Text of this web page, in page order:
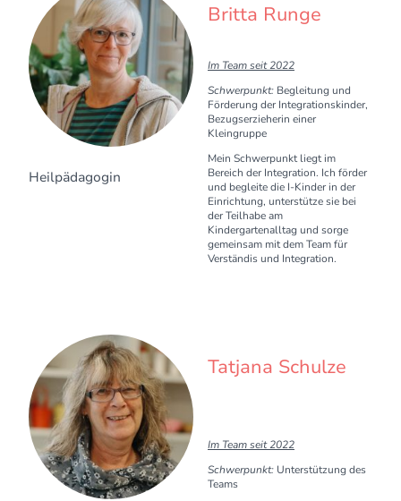
Heilpädagogin
Britta Runge
Im Team seit 2022
Schwerpunkt: Begleitung und
Förderung der Integrationskinder,
Bezugserzieherin einer
Kleingruppe
Mein Schwerpunkt liegt im
Bereich der Integration. Ich förder
und begleite die I-Kinder in der
Einrichtung, unterstütze sie bei
der Teilhabe am
Kindergartenalltag und sorge
gemeinsam mit dem Team für
Verständis und Integration.
Tatjana Schulze
Im Team seit 2022
Schwerpunkt: Unterstützung des
Teams